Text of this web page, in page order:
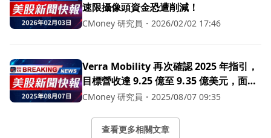
速限攝像頭資金恐遭削減！
CMoney 研究員 ・ 2026/02/02 17:46
Verra Mobility 再次確認 2025 年指引，
目標營收達 9.25 億至 9.35 億美元，面對
旅行挑戰與擴充套件影像執法
CMoney 研究員 ・ 2025/08/07 09:35
查看更多相關文章